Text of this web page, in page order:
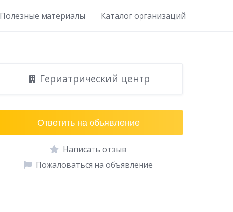
Полезные материалы Каталог организаций
Гериатрический центр
Ответить на объявление
Написать отзыв
Пожаловаться на объявление